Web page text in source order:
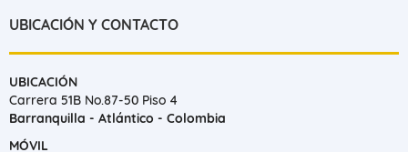
UBICACIÓN Y CONTACTO
UBICACIÓN
Carrera 51B No.87-50 Piso 4
Barranquilla - Atlántico - Colombia
MÓVIL